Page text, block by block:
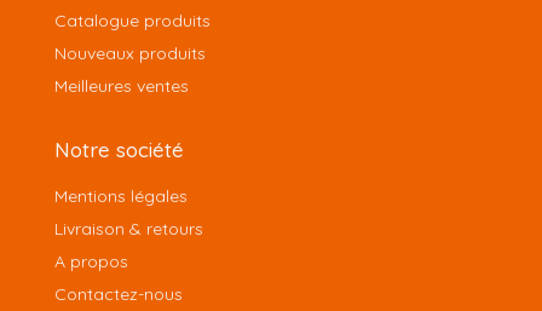
Catalogue produits
Nouveaux produits
Meilleures ventes
Notre société
Mentions légales
Livraison & retours
A propos
Contactez-nous